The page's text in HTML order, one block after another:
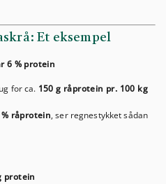
Et eksempel
6 % protein
for ca. 150 g råprotein pr. 100 kg
råprotein, ser regnestykket sådan
protein